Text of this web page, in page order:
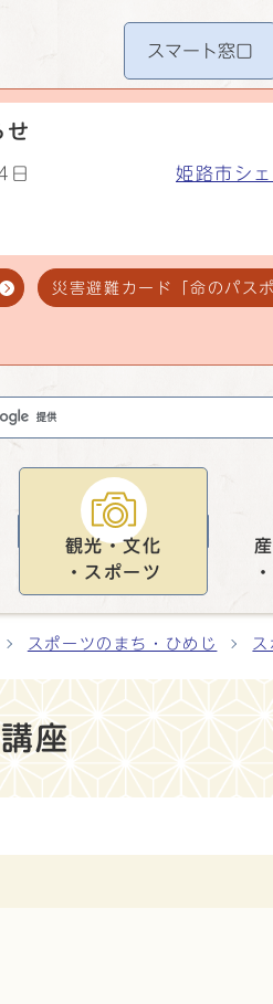
スマート窓口
せ
日 姫路市シ
災害避難カード「命のパス
観光・文化
・スポーツ
スポーツのまち・ひめじ
座